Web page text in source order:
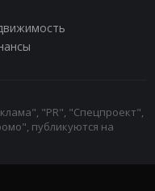
"PR", "Спецпроект",
публикуются на